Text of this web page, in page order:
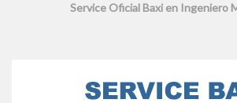
Service Oficial Baxi en Ingeniero